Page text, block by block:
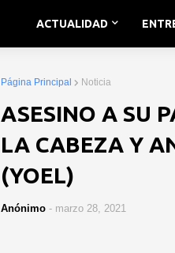
ACTUALIDAD
Página Principal Noticia
ASESINO A SU
LA CABEZA Y
(YOEL)
Anónimo - marzo 28, 2021